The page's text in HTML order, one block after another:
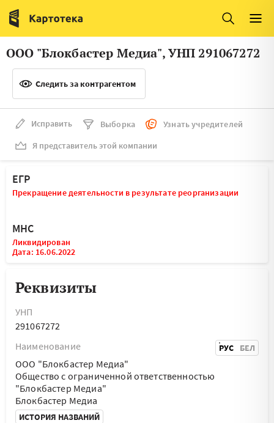
Италия
Люксембург
Литва
Нидерланды
ООО "Блокбастер Медиа", УНП 291067272
Следить за контрагентом
Исправить Выборка
Узнать учредителей
Я представитель этой компании
ЕГР
Прекращение деятельности в результате реорганизации
МНС
Ликвидирован
Дата: 16.06.2022
Реквизиты
УНП
291067272
Наименование
РУС БЕЛ
ООО "Блокбастер Медиа"
Общество с ограниченной ответственностью
"Блокбастер Медиа"
Блокбастер Медиа
ИСТОРИЯ НАЗВАНИЙ